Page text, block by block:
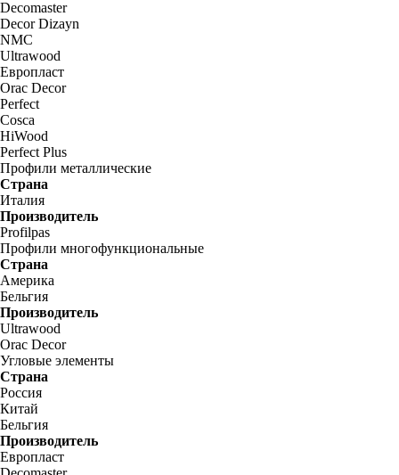
Decomaster
Decor Dizayn
NMC
Ultrawood
Европласт
Orac Decor
Perfect
Cosca
HiWood
Perfect Plus
Профили металлические
Страна
Италия
Производитель
Profilpas
Профили многофункциональные
Страна
Америка
Бельгия
Производитель
Ultrawood
Orac Decor
Угловые элементы
Страна
Россия
Китай
Бельгия
Производитель
Европласт